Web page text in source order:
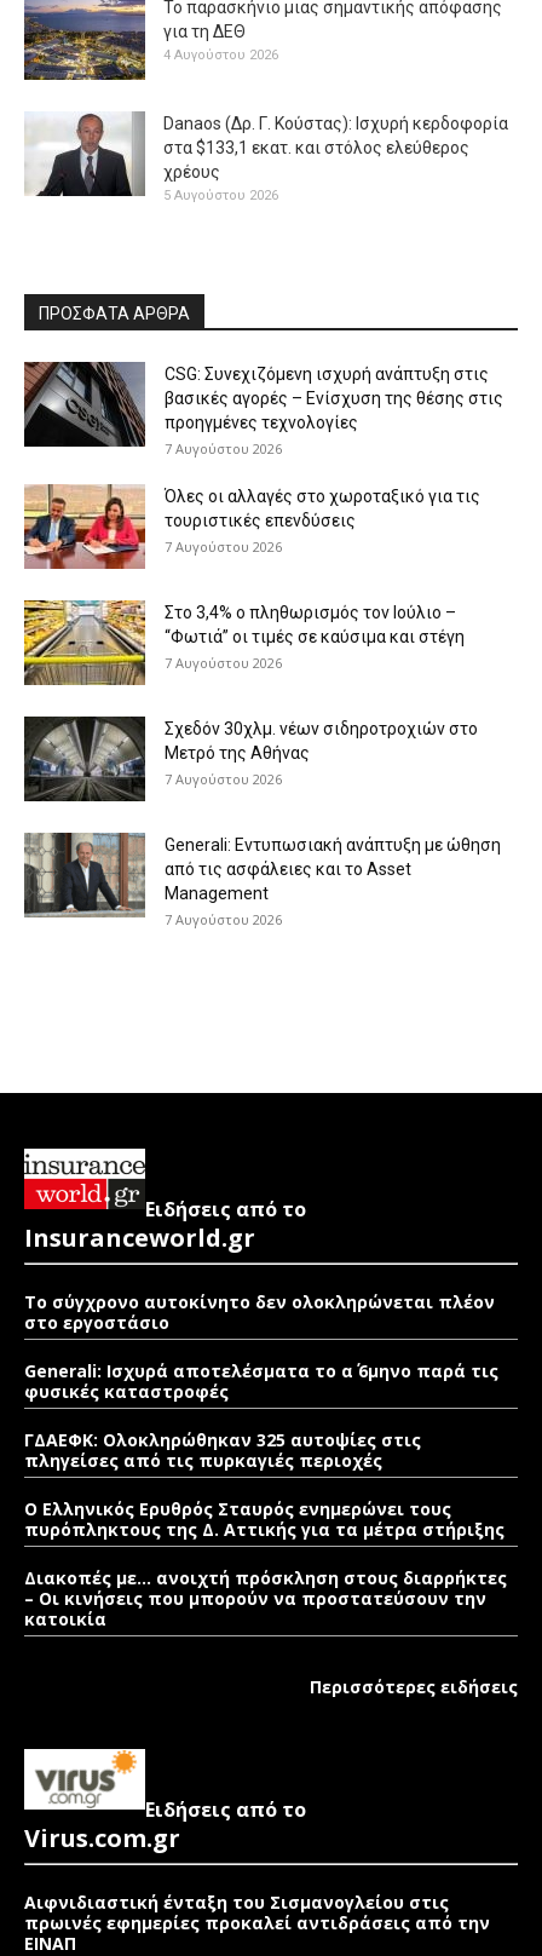
Το παρασκήνιο μιας σημαντικής απόφασης
για τη ΔΕΘ
4 Αυγούστου 2026
Danaos (Δρ. Γ. Κούστας): Ισχυρή κερδοφορία
στα $133,1 εκατ. και στόλος ελεύθερος
χρέους
5 Αυγούστου 2026
ΠΡΟΣΦΑΤΑ ΑΡΘΡΑ
CSG: Συνεχιζόμενη ισχυρή ανάπτυξη στις
βασικές αγορές – Ενίσχυση της θέσης στις
προηγμένες τεχνολογίες
7 Αυγούστου 2026
Όλες οι αλλαγές στο χωροταξικό για τις
τουριστικές επενδύσεις
7 Αυγούστου 2026
Στο 3,4% ο πληθωρισμός τον Ιούλιο –
“Φωτιά” οι τιμές σε καύσιμα και στέγη
7 Αυγούστου 2026
Σχεδόν 30χλμ. νέων σιδηροτροχιών στο
Μετρό της Αθήνας
7 Αυγούστου 2026
Generali: Eντυπωσιακή ανάπτυξη με ώθηση
από τις ασφάλειες και το Asset
Management
7 Αυγούστου 2026
Ειδήσεις από το
Insuranceworld.gr
Το σύγχρονο αυτοκίνητο δεν ολοκληρώνεται πλέον
στο εργοστάσιο
Generali: Ισχυρά αποτελέσματα το α΄ 6μηνο παρά τις
φυσικές καταστροφές
ΓΔΑΕΦΚ: Ολοκληρώθηκαν 325 αυτοψίες στις
πληγείσες από τις πυρκαγιές περιοχές
Ο Ελληνικός Ερυθρός Σταυρός ενημερώνει τους
πυρόπληκτους της Δ. Αττικής για τα μέτρα στήριξης
Διακοπές με… ανοιχτή πρόσκληση στους διαρρήκτες
– Οι κινήσεις που μπορούν να προστατεύσουν την
κατοικία
Περισσότερες ειδήσεις
Ειδήσεις από το
Virus.com.gr
Αιφνιδιαστική ένταξη του Σισμανογλείου στις
πρωινές εφημερίες προκαλεί αντιδράσεις από την
ΕΙΝΑΠ